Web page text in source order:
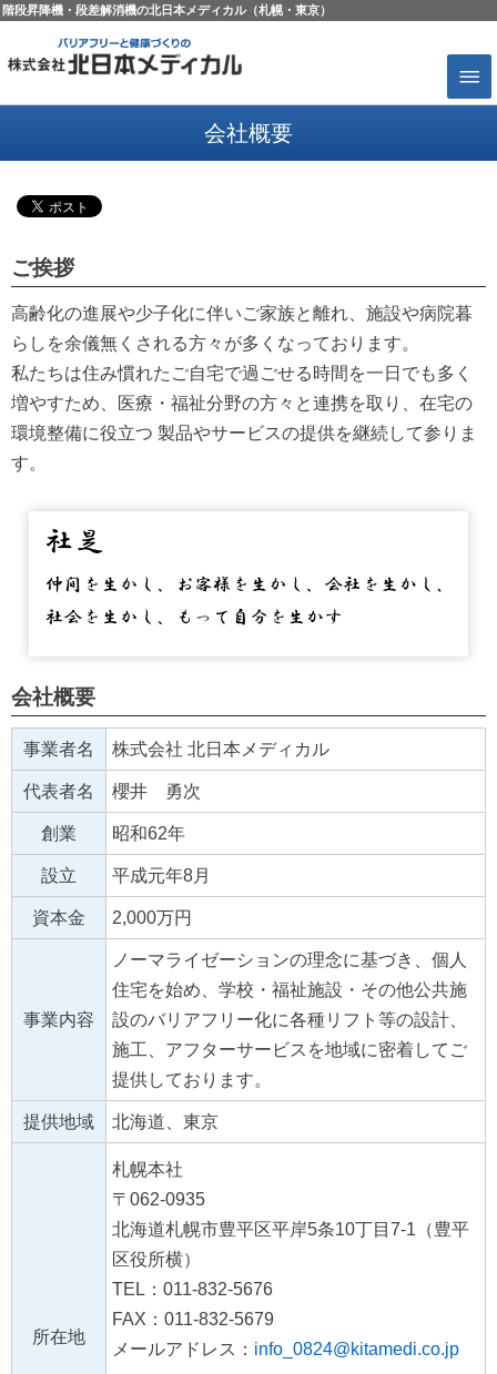
階段昇降機・段差解消機の北日本メディカル（札幌・東京）
会社概要
ご挨拶
高齢化の進展や少子化に伴いご家族と離れ、施設や病院暮
らしを余儀無くされる方々が多くなっております。
私たちは住み慣れたご自宅で過ごせる時間を一日でも多く
増やすため、医療・福祉分野の方々と連携を取り、在宅の
環境整備に役立つ 製品やサービスの提供を継続して参りま
す。
会社概要
事業者名 株式会社 北日本メディカル
代表者名 櫻井 勇次
創業 昭和62年
設立 平成元年8月
資本金 2,000万円
事業内容
ノーマライゼーションの理念に基づき、個人
住宅を始め、学校・福祉施設・その他公共施
設のバリアフリー化に各種リフト等の設計、
施工、アフターサービスを地域に密着してご
提供しております。
提供地域 北海道、東京
所在地
札幌本社
〒062-0935
北海道札幌市豊平区平岸5条10丁目7-1（豊平
区役所横）
TEL：011-832-5676
FAX：011-832-5679
メールアドレス： info_0824@kitamedi.co.jp